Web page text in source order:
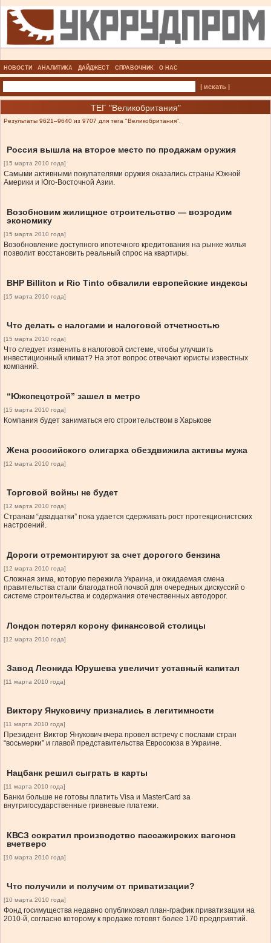
НОВОСТИ АНАЛИТИКА ДАЙДЖЕСТ СПРАВОЧНИК О НАС
| искать |
ТЕГ "Великобритания"
Результаты 9621–9640 из 9707 для тега "Великобритания".
Россия вышла на второе место по продажам оружия
[15 марта 2010 года]
Самыми активными покупателями оружия оказались страны Южной
Америки и Юго-Восточной Азии.
Возобновим жилищное строительство — возродим
экономику
[15 марта 2010 года]
Возобновление доступного ипотечного кредитования на рынке жилья
позволит восстановить реальный спрос на квартиры.
BHP Billiton и Rio Tinto обвалили европейские индексы
[15 марта 2010 года]
Что делать с налогами и налоговой отчетностью
[15 марта 2010 года]
Что следует изменить в налоговой системе, чтобы улучшить
инвестиционный климат? На этот вопрос отвечают юристы известных
компаний.
“Южспецстрой” зашел в метро
[15 марта 2010 года]
Компания будет заниматься его строительством в Харькове
Жена российского олигарха обездвижила активы мужа
[12 марта 2010 года]
Торговой войны не будет
[12 марта 2010 года]
Странам “двадцатки” пока удается сдерживать рост протекционистских
настроений.
Дороги отремонтируют за счет дорогого бензина
[12 марта 2010 года]
Сложная зима, которую пережила Украина, и ожидаемая смена
правительства стали благодатной почвой для очередных дискуссий о
системе строительства и содержания отечественных автодорог.
Лондон потерял корону финансовой столицы
[12 марта 2010 года]
Завод Леонида Юрушева увеличит уставный капитал
[11 марта 2010 года]
Виктору Януковичу признались в легитимности
[11 марта 2010 года]
Президент Виктор Янукович вчера провел встречу с послами стран
“восьмерки” и главой представительства Евросоюза в Украине.
Нацбанк решил сыграть в карты
[11 марта 2010 года]
Банки больше не готовы платить Visa и MasterCard за
внутригосударственные гривневые платежи.
КВСЗ сократил производство пассажирских вагонов
вчетверо
[10 марта 2010 года]
Что получили и получим от приватизации?
[10 марта 2010 года]
Фонд госимущества недавно опубликовал план-график приватизации на
2010-й, согласно которому к продаже готовят более 170 предприятий.